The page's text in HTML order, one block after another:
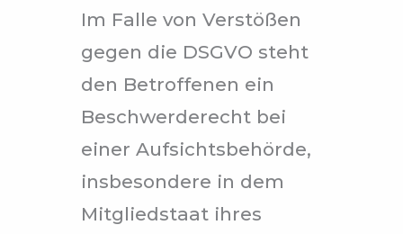
Im Falle von Verstößen
gegen die DSGVO steht
den Betroffenen ein
Beschwerderecht bei
einer Aufsichtsbehörde,
insbesondere in dem
Mitgliedstaat ihres